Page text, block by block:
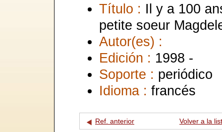
Título : Il y a 100
petite soeur
Autor(es) :
Edición : 1998 -
Soporte : periódico
Idioma : francés
Ref. anterior Volver a la